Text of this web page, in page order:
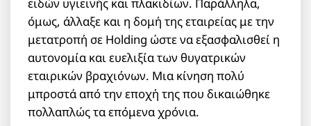
όμως, άλλαξε και η δομή της εταιρείας με την
μετατροπή σε Holding ώστε να εξασφαλισθεί η
αυτονομία και ευελιξία των θυγατρικών
εταιρικών βραχιόνων. Μια κίνηση πολύ
μπροστά από την εποχή της που δικαιώθηκε
πολλαπλώς τα επόμενα χρόνια.